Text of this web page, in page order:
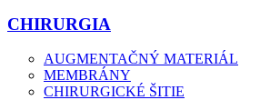
CHIRURGIA
AUGMENTAČNÝ MATERIÁL
MEMBRÁNY
CHIRURGICKÉ ŠITIE